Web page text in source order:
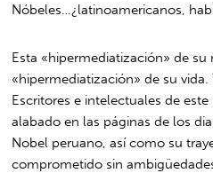
Nóbeles…¿latinoamericanos,
Esta «hipermediatización» de
«hipermediatización» de su
Escritores e intelectuales de
alabado en las páginas de los
Nobel peruano, así como su
comprometido sin